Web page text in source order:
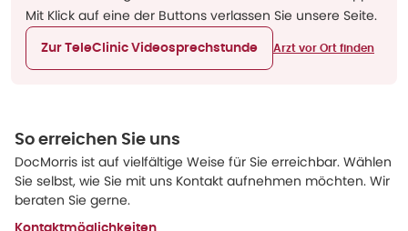
Mit Klick auf eine der Buttons verlassen Sie unsere Seite.
Zur TeleClinic Videosprechstunde Arzt vor Ort finden
So erreichen Sie uns
DocMorris ist auf vielfältige Weise für Sie erreichbar. Wählen
Sie selbst, wie Sie mit uns Kontakt aufnehmen möchten. Wir
beraten Sie gerne.
Kontaktmöglichkeiten